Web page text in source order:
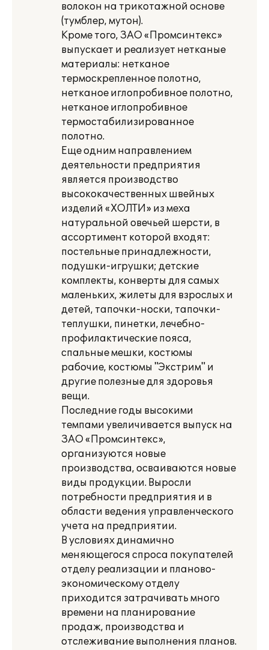
волокон на трикотажной основе
(тумблер, мутон).
Кроме того, ЗАО «Промсинтекс»
выпускает и реализует нетканые
материалы: нетканое
термоскрепленное полотно,
нетканое иглопробивное полотно,
нетканое иглопробивное
термостабилизированное
полотно.
Еще одним направлением
деятельности предприятия
является производство
высококачественных швейных
изделий «ХОЛТИ» из меха
натуральной овечьей шерсти, в
ассортимент которой входят:
постельные принадлежности,
подушки-игрушки; детские
комплекты, конверты для самых
маленьких, жилеты для взрослых и
детей, тапочки-носки, тапочки-
теплушки, пинетки, лечебно-
профилактические пояса,
спальные мешки, костюмы
рабочие, костюмы "Экстрим" и
другие полезные для здоровья
вещи.
Последние годы высокими
темпами увеличивается выпуск на
ЗАО «Промсинтекс»,
организуются новые
производства, осваиваются новые
виды продукции. Выросли
потребности предприятия и в
области ведения управленческого
учета на предприятии.
В условиях динамично
меняющегося спроса покупателей
отделу реализации и планово-
экономическому отделу
приходится затрачивать много
времени на планирование
продаж, производства и
отслеживание выполнения планов.